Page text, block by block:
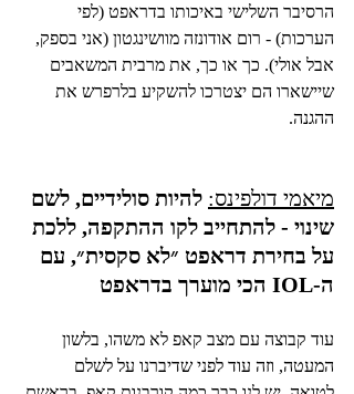
הרסיבר השלישי באיכותו בדראפט (לפי
הערכות) - רום אודונזה מוושינגטון (אני בספק,
אבל אולי). כך או כך, את מרבית המשאבים
שיישארו הם יצטרכו להשקיע בלרפרש את
ההגנה.
מיאמי דולפינס: להיות סולידיים, לשם
שינוי - להתחייב לקו ההתקפה, ללכת
על בחירת דראפט ״לא סקסית״, עם
ה-IOL הכי מוערך בדראפט
עוד קבוצה עם מצב קאפ לא משהו, בלשון
המעטה, וזה עוד לפני שדיברנו על לשלם